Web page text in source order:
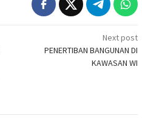
Next post
PENERTIBAN BANGUNAN DI
KAWASAN WI